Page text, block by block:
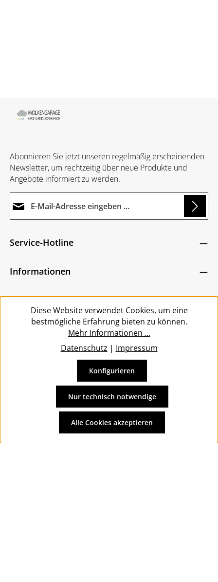
Abonnieren Sie jetzt unseren regelmäßig erscheinenden
Newsletter, um rechtzeitig über neue Produkte und
Angebote informiert zu werden.
Ich habe dieDatenschutzbestimmungen
bin mit ihnen einverstanden.
Loading...
Zeichen ein*
Die mit einem Stern (*) markierten Felder sind
Service-Hotline
Informationen
Service
Vertrag widerrufen
und ggf. Nachnahmegebühren, wenn nicht anders
angegeben.
Diese Website verwendet Cookies, um eine
bestmögliche Erfahrung bieten zu können.
Mehr Informationen ...
Datenschutz | Impressum
Nur technisch notwendige
Konfigurieren
Alle Cookies akzeptieren